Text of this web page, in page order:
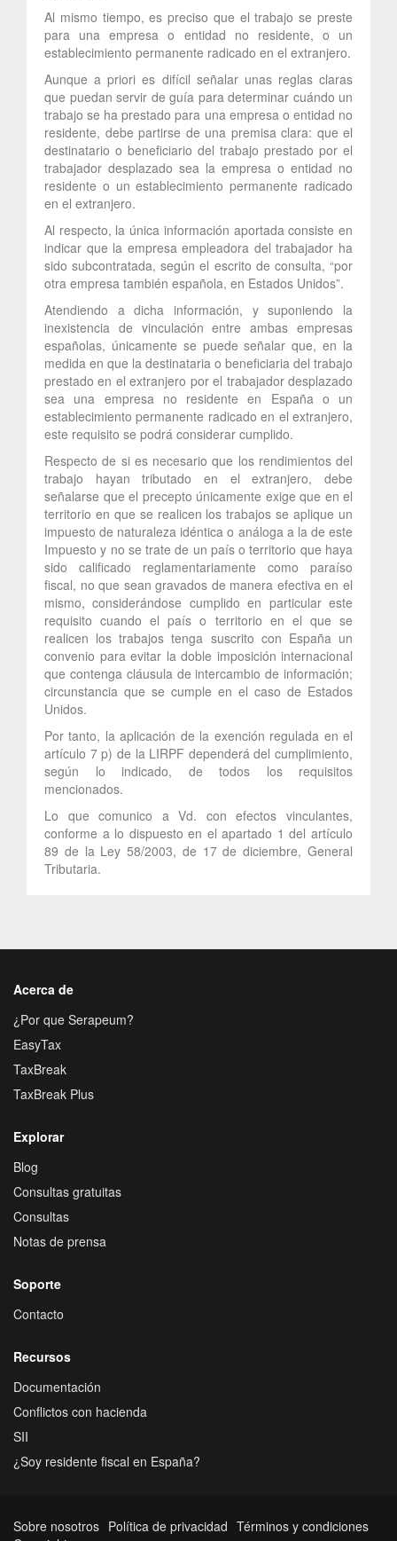
Al mismo tiempo, es preciso que el trabajo se preste
para una empresa o entidad no residente, o un
establecimiento permanente radicado en el extranjero.
Aunque a priori es difícil señalar unas reglas claras
que puedan servir de guía para determinar cuándo un
trabajo se ha prestado para una empresa o entidad no
residente, debe partirse de una premisa clara: que el
destinatario o beneficiario del trabajo prestado por el
trabajador desplazado sea la empresa o entidad no
residente o un establecimiento permanente radicado
en el extranjero.
Al respecto, la única información aportada consiste en
indicar que la empresa empleadora del trabajador ha
sido subcontratada, según el escrito de consulta, “por
otra empresa también española, en Estados Unidos”.
Atendiendo a dicha información, y suponiendo la
inexistencia de vinculación entre ambas empresas
españolas, únicamente se puede señalar que, en la
medida en que la destinataria o beneficiaria del trabajo
prestado en el extranjero por el trabajador desplazado
sea una empresa no residente en España o un
establecimiento permanente radicado en el extranjero,
este requisito se podrá considerar cumplido.
Respecto de si es necesario que los rendimientos del
trabajo hayan tributado en el extranjero, debe
señalarse que el precepto únicamente exige que en el
territorio en que se realicen los trabajos se aplique un
impuesto de naturaleza idéntica o análoga a la de este
Impuesto y no se trate de un país o territorio que haya
sido calificado reglamentariamente como paraíso
fiscal, no que sean gravados de manera efectiva en el
mismo, considerándose cumplido en particular este
requisito cuando el país o territorio en el que se
realicen los trabajos tenga suscrito con España un
convenio para evitar la doble imposición internacional
que contenga cláusula de intercambio de información;
circunstancia que se cumple en el caso de Estados
Unidos.
Por tanto, la aplicación de la exención regulada en el
artículo 7 p) de la LIRPF dependerá del cumplimiento,
según lo indicado, de todos los requisitos
mencionados.
Lo que comunico a Vd. con efectos vinculantes,
conforme a lo dispuesto en el apartado 1 del artículo
89 de la Ley 58/2003, de 17 de diciembre, General
Tributaria.
Acerca de
¿Por que Serapeum?
EasyTax
TaxBreak
TaxBreak Plus
Explorar
Blog
Consultas gratuitas
Consultas
Notas de prensa
Soporte
Contacto
Recursos
Documentación
Conflictos con hacienda
SII
¿Soy residente fiscal en España?
Sobre nosotros Política de privacidad Términos y condiciones